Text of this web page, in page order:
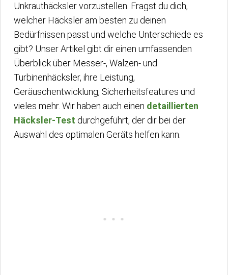
Unkrauthäcksler vorzustellen. Fragst du dich,
welcher Häcksler am besten zu deinen
Bedürfnissen passt und welche Unterschiede es
gibt? Unser Artikel gibt dir einen umfassenden
Überblick über Messer-, Walzen- und
Turbinenhäcksler, ihre Leistung,
Geräuschentwicklung, Sicherheitsfeatures und
vieles mehr. Wir haben auch einen detaillierten
Häcksler-Test durchgeführt, der dir bei der
Auswahl des optimalen Geräts helfen kann.